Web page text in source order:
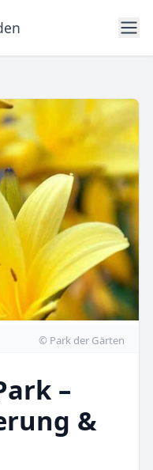
© Park der Gärten
–
&